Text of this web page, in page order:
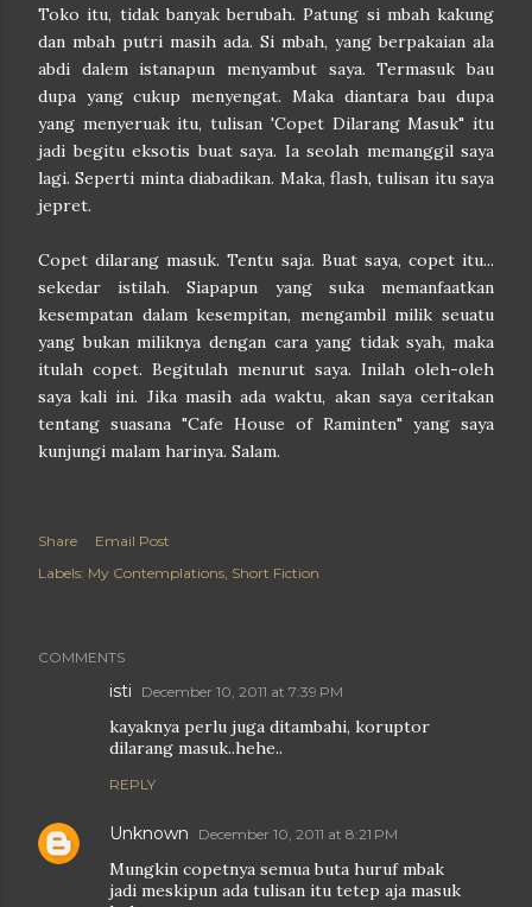
Toko itu, tidak banyak berubah. Patung si mbah kakung
dan mbah putri masih ada. Si mbah, yang berpakaian ala
abdi dalem istanapun menyambut saya. Termasuk bau
dupa yang cukup menyengat. Maka diantara bau dupa
yang menyeruak itu, tulisan 'Copet Dilarang Masuk" itu
jadi begitu eksotis buat saya. Ia seolah memanggil saya
lagi. Seperti minta diabadikan. Maka, flash, tulisan itu saya
jepret.
Copet dilarang masuk. Tentu saja. Buat saya, copet itu...
sekedar istilah. Siapapun yang suka memanfaatkan
kesempatan dalam kesempitan, mengambil milik seuatu
yang bukan miliknya dengan cara yang tidak syah, maka
itulah copet. Begitulah menurut saya. Inilah oleh-oleh
saya kali ini. Jika masih ada waktu, akan saya ceritakan
tentang suasana "Cafe House of Raminten" yang saya
kunjungi malam harinya. Salam.
Share
Email Post
Labels: My Contemplations Short Fiction
COMMENTS
isti December 10, 2011 at 7:39 PM
kayaknya perlu juga ditambahi, koruptor
dilarang masuk..hehe..
REPLY
Unknown December 10, 2011 at 8:21 PM
Mungkin copetnya semua buta huruf mbak
jadi meskipun ada tulisan itu tetep aja masuk